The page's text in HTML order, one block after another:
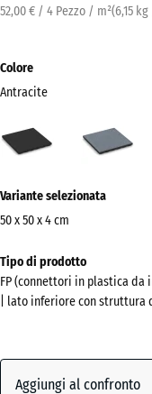
52,00 € / 4 Pezzo / m²(6,15 kg
Colore
Antracite
(active)
informazioni
sui
Mostra
la
Antracite(active)
Variante selezionata
50 x 50 x 4 cm
Dimensioni
per
la
x
500
Tipo di prodotto
FP (connettori in plastica
| lato inferiore con struttura
Aggiungi al confronto